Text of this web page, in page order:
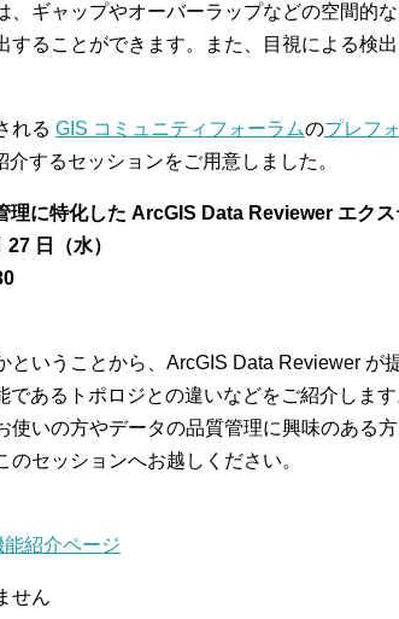
、ギャップやオーバーラップなどの空間的
することができます。また、目視による検
れる GIS コミュニティフォーラムのプレフ
介するセッションをご用意しました。
理に特化した ArcGIS Data Reviewer エク
日（水）
ということから、ArcGIS Data Reviewer が
であるトポロジとの違いなどをご紹介します
使いの方やデータの品質管理に興味のある
のセッションへお越しください。
紹介ページ
せん